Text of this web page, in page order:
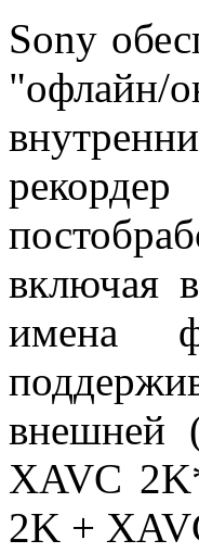
Sony
включая
имена
внешней
XAVC
2K +